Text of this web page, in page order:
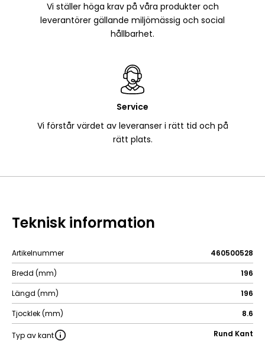
Vi ställer höga krav på våra produkter och
leverantörer gällande miljömässig och social
hållbarhet.
Service
Vi förstår värdet av leveranser i rätt tid och på
rätt plats.
Teknisk information
Artikelnummer
460500528
Bredd (mm)
196
Längd (mm)
196
Tjocklek (mm)
8.6
Typ av kant Rund Kant